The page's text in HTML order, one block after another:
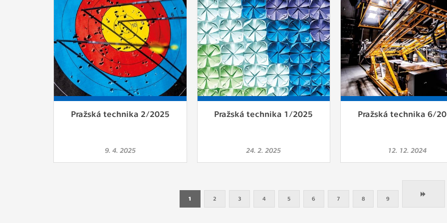
Pražská technika 2/2025
9. 4. 2025
Pražská technika 1/2025
24. 2. 2025
Pražská technika 6/
12. 12. 2024
1 2 3 4 5 6 7 8 9